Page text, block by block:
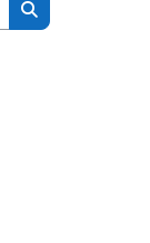
Wyszukaj kursy